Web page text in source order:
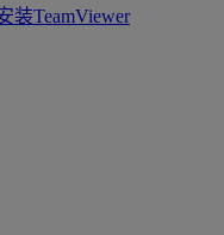
装TeamViewer